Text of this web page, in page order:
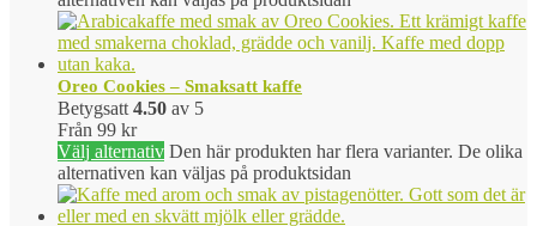
Oreo Cookies – Smaksatt kaffe
Betygsatt 4.50 av 5
Från 99 kr
Välj alternativ Den här produkten har flera varianter. De olika
alternativen kan väljas på produktsidan